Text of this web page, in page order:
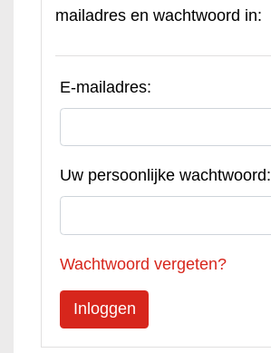
mailadres en wachtwoord in:
E-mailadres:
Uw persoonlijke wachtwoord:
Wachtwoord vergeten?